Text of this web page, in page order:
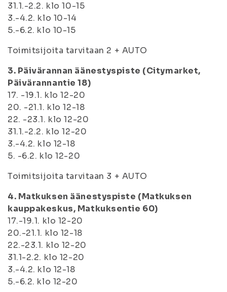
31.1.-2.2. klo 10-15
3.-4.2. klo 10-14
5.-6.2. klo 10-15
Toimitsijoita tarvitaan 2 + AUTO
3. Päivärannan äänestyspiste (Citymarket,
Päivärannantie 18)
17. -19.1. klo 12-20
20. -21.1. klo 12-18
22. -23.1. klo 12-20
31.1.-2.2. klo 12-20
3.-4.2. klo 12-18
5. -6.2. klo 12-20
Toimitsijoita tarvitaan 3 + AUTO
4. Matkuksen äänestyspiste (Matkuksen
kauppakeskus, Matkuksentie 60)
17.-19.1. klo 12-20
20.-21.1. klo 12-18
22.-23.1. klo 12-20
31.1-2.2. klo 12-20
3.-4.2. klo 12-18
5.-6.2. klo 12-20